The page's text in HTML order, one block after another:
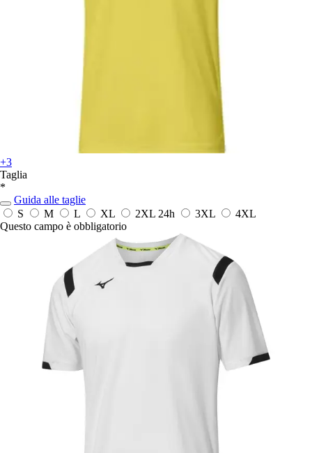
+3
Taglia
*
Guida alle taglie
S
M L XL 2XL 24h 3XL
4XL
Questo campo è obbligatorio